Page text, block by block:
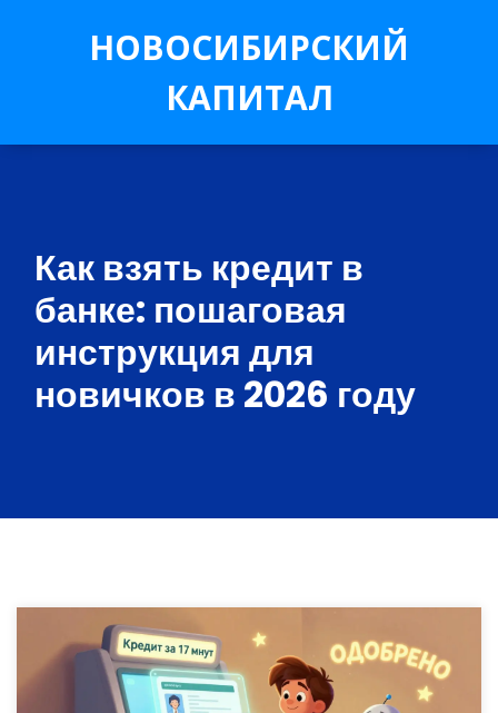
НОВОСИБИРСКИЙ
КАПИТАЛ
Как взять кредит в
банке: пошаговая
инструкция для
новичков в 2026 году